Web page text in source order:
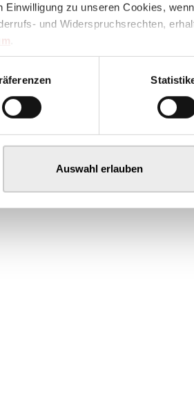
zu unseren Cookies,
und Widerspruchsrechten,
Auswahl erlauben